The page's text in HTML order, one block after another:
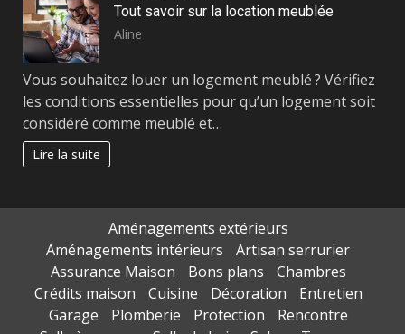
Tout savoir sur la location meublée
Aline
Vous souhaitez louer un logement meublé ? Vérifiez
les conditions essentielles pour qu’un logement soit
considéré comme meublé et…
Lire la suite
Aménagements extérieurs
Aménagements intérieurs
Artisan serrurier
Assurance Maison
Bons plans
Chambres
Crédits maison
Cuisine Décoration
Entretien
Garage
Plomberie Protection
Rencontre